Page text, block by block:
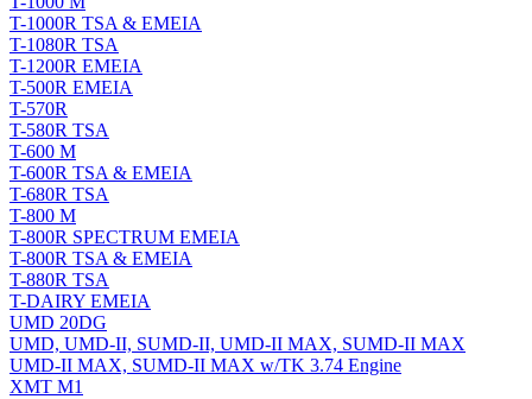
T-1000R TSA & EMEIA
T-1080R TSA
T-1200R EMEIA
T-500R EMEIA
T-570R
T-580R TSA
T-600 M
T-600R TSA & EMEIA
T-680R TSA
T-800 M
T-800R SPECTRUM EMEIA
T-800R TSA & EMEIA
T-880R TSA
T-DAIRY EMEIA
UMD 20DG
UMD, UMD-II, SUMD-II, UMD-II MAX, SUMD-II MAX
UMD-II MAX, SUMD-II MAX w/TK 3.74 Engine
XMT M1